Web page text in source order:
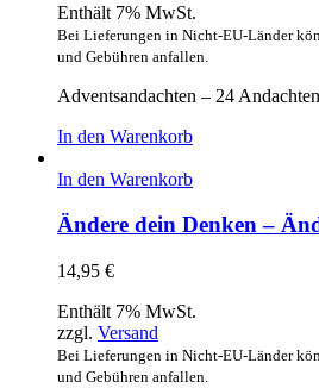
Enthält 7% MwSt.
Bei Lieferungen in Nicht-EU-Länder
und Gebühren anfallen.
Adventsandachten – 24
In den Warenkorb
In den Warenkorb
Ändere dein Denken –
14,95 €
Enthält 7% MwSt.
zzgl. Versand
Bei Lieferungen in Nicht-EU-Länder
und Gebühren anfallen.